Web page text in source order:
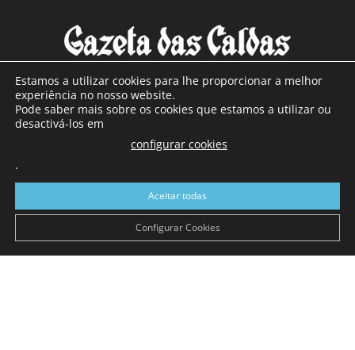
SOBRE NÓS
Com sede nas Caldas da Rainha e mais de 90 anos de
a sul de distrito de Leiria, com mais de 40.000 leitores por
toda a região Oeste. Jornal com distribuição em Portugal
Continental e assinatura online.
Estamos a utilizar cookies para lhe proporcionar a melhor
experiência no nosso website.
Pode saber mais sobre os cookies que estamos a utilizar ou
desactivá-los em
configurar cookies
.
Aceitar todas
Configurar Cookies